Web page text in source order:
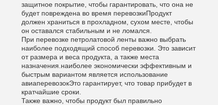
защитное покрытие, чтобы гарантировать, что она не
будет повреждена во время перевозкиПродукт
должен храниться в прохладном, сухом месте, чтобы
он оставался стабильным и не ломался.
При перевозке петролатовой ленты важно выбрать
наиболее подходящий способ перевозки. Это зависит
от размера и веса продукта, а также места
назначения.наиболее экономически эффективным и
быстрым вариантом является использование
авиаперевозокЭто гарантирует, что товар прибудет в
кратчайшие сроки.
Также важно, чтобы продукт был правильно